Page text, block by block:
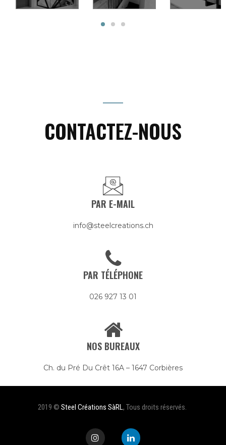
CONTACTEZ-NOUS
PAR E-MAIL
info@steelcreations.ch
PAR TÉLÉPHONE
026 927 13 01
NOS BUREAUX
Ch. du Pré Du Crêt 16A – 1647 Corbières
2019 © Steel Créations SàRL, Tous droits réservés.